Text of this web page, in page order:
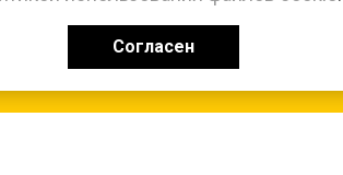
Согласен